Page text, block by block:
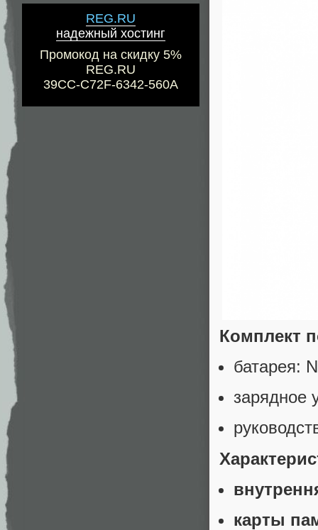
REG.RU
надежный хостинг
Промокод на скидку 5%
REG.RU
39CC-C72F-6342-560A
Комплект
батарея:
зарядное
карты